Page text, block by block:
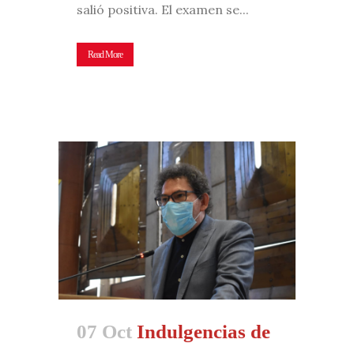
salió positiva. El examen se...
Read More
07 Oct Indulgencias de